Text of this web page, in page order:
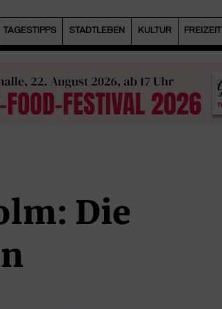
TAGESTIPPS STADTLEBEN KULTUR
Die